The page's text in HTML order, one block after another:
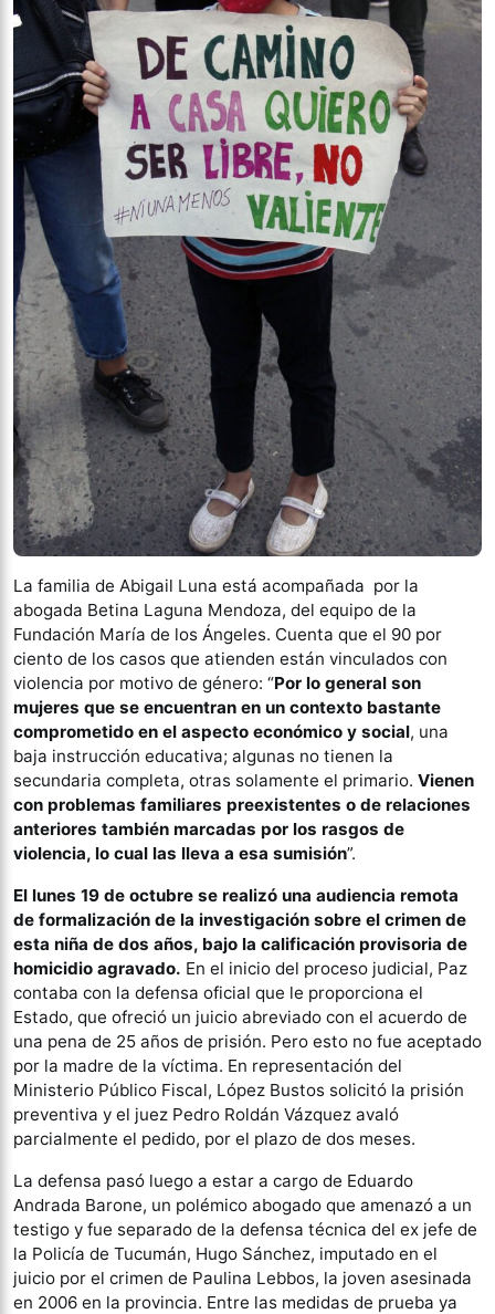
La familia de Abigail Luna está acompañada por la
abogada Betina Laguna Mendoza, del equipo de la
Fundación María de los Ángeles. Cuenta que el 90 por
ciento de los casos que atienden están vinculados con
violencia por motivo de género: “Por lo general son
mujeres que se encuentran en un contexto bastante
comprometido en el aspecto económico y social, una
baja instrucción educativa; algunas no tienen la
secundaria completa, otras solamente el primario. Vienen
con problemas familiares preexistentes o de relaciones
anteriores también marcadas por los rasgos de
violencia, lo cual las lleva a esa sumisión”.
El lunes 19 de octubre se realizó una audiencia remota
de formalización de la investigación sobre el crimen de
esta niña de dos años, bajo la calificación provisoria de
homicidio agravado. En el inicio del proceso judicial, Paz
contaba con la defensa oficial que le proporciona el
Estado, que ofreció un juicio abreviado con el acuerdo de
una pena de 25 años de prisión. Pero esto no fue aceptado
por la madre de la víctima. En representación del
Ministerio Público Fiscal, López Bustos solicitó la prisión
preventiva y el juez Pedro Roldán Vázquez avaló
parcialmente el pedido, por el plazo de dos meses.
La defensa pasó luego a estar a cargo de Eduardo
Andrada Barone, un polémico abogado que amenazó a un
testigo y fue separado de la defensa técnica del ex jefe de
la Policía de Tucumán, Hugo Sánchez, imputado en el
juicio por el crimen de Paulina Lebbos, la joven asesinada
en 2006 en la provincia. Entre las medidas de prueba ya